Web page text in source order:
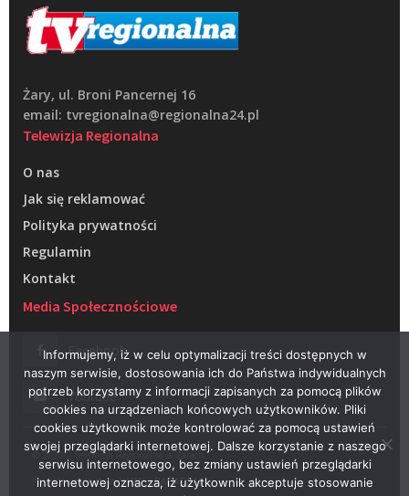
Żary, ul. Broni Pancernej 16
email: tvregionalna@regionalna24.pl
Telewizja Regionalna
O nas
Jak się reklamować
Polityka prywatności
Regulamin
Kontakt
Media Społecznościowe
Facebook
Youtube
© 2022 – Telewizja Regionalna w Żarach
Projektowanie stron WWW –RAGACOM
Informujemy, iż w celu optymalizacji treści dostępnych w
naszym serwisie, dostosowania ich do Państwa indywidualnych
potrzeb korzystamy z informacji zapisanych za pomocą plików
cookies na urządzeniach końcowych użytkowników. Pliki
cookies użytkownik może kontrolować za pomocą ustawień
swojej przeglądarki internetowej. Dalsze korzystanie z naszego
serwisu internetowego, bez zmiany ustawień przeglądarki
internetowej oznacza, iż użytkownik akceptuje stosowanie